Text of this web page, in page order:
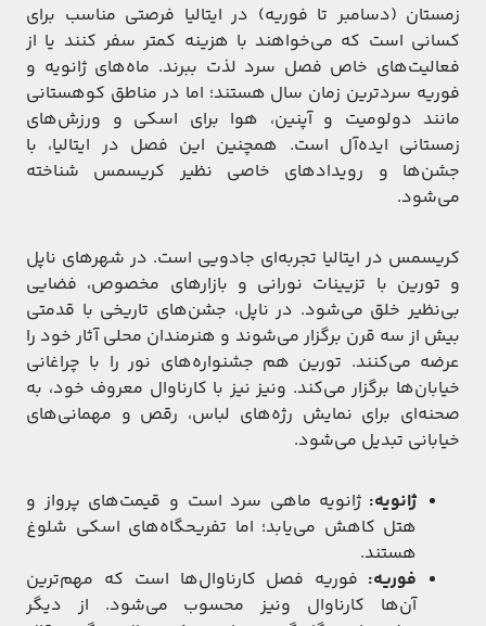
زمستان (دسامبر تا فوریه) در ایتالیا فرصتی مناسب برای
کسانی است که می‌خواهند با هزینه کمتر سفر کنند یا از
فعالیت‌های خاص فصل سرد لذت ببرند. ماه‌های ژانویه و
فوریه سردترین زمان سال هستند؛ اما در مناطق کوهستانی
مانند دولومیت و آپنین، هوا برای اسکی و ورزش‌های
زمستانی ایده‌آل است. همچنین این فصل در ایتالیا، با
جشن‌ها و رویدادهای خاصی نظیر کریسمس شناخته
می‌شود.
کریسمس در ایتالیا تجربه‌ای جادویی است. در شهرهای ناپل
و تورین با تزیینات نورانی و بازارهای مخصوص، فضایی
بی‌نظیر خلق می‌شود. در ناپل، جشن‌های تاریخی با قدمتی
بیش از سه قرن برگزار می‌شوند و هنرمندان محلی آثار خود را
عرضه می‌کنند. تورین هم جشنواره‌های نور را با چراغانی
خیابان‌ها برگزار می‌کند. ونیز نیز با کارناوال معروف خود، به
صحنه‌ای برای نمایش رژه‌های لباس، رقص و مهمانی‌های
خیابانی تبدیل می‌شود.
ژانویه: ژانویه ماهی سرد است و قیمت‌های پرواز و
هتل کاهش می‌یابد؛ اما تفریحگاه‌های اسکی شلوغ
هستند.
فوریه: فوریه فصل کارناوال‌ها است که مهم‌ترین
آن‌ها کارناوال ونیز محسوب می‌شود. از دیگر